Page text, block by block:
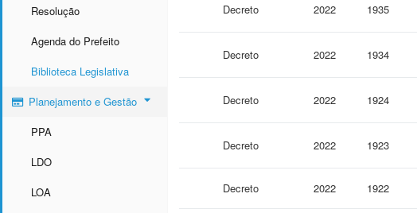
Resolução
Agenda do Prefeito
Biblioteca Legislativa
Planejamento e Gestão
PPA
LDO
LOA
Decreto 2022 1935
Decreto 2022 1934
Decreto 2022 1924
Decreto 2022 1923
Decreto 2022 1922